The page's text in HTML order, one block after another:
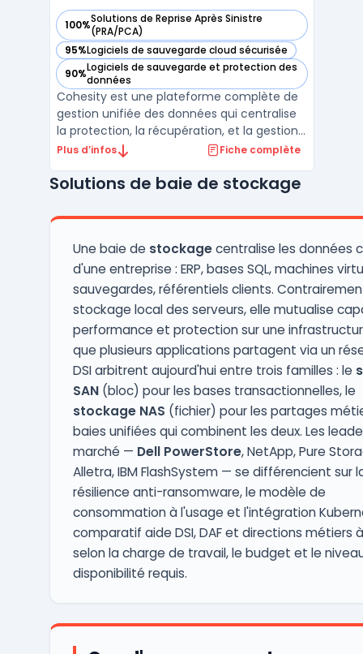
100%Solutions de Reprise Après Sinistre
(PRA/PCA)
— voir Cohesity dans cette catégorie
95%Logiciels de sauvegarde cloud sécurisée
— voir Cohesity dans cette catégorie
90%Logiciels de sauvegarde et protection des
données
— voir Cohesity dans cette catégorie
Cohesity est une plateforme complète de
gestion unifiée des données qui centralise
la protection, la récupération, et la gestion
des données sur des environnements
Conçue pour simplifier la gestion des silos
des entrepr ...
Plus d’infos Fiche complète
Solutions de baie de stockage
Une baie de stockagecentralise les données
d'une entreprise : ERP, bases SQL, machines
sauvegardes, référentiels clients.
stockage local des serveurs, elle mutualise
performance et protection sur une
que plusieurs applications partagent via un
DSI arbitrent aujourd'hui entre trois familles : le
SAN(bloc) pour les bases transactionnelles, le
stockage NAS (fichier) pour les partages
baies unifiées qui combinent les deux. Les
marché — Dell PowerStore, NetApp, Pure
Alletra, IBM FlashSystem — se différencient sur
résilience anti-ransomware, le modèle de
consommation à l'usage et l'intégration
comparatif aide DSI, DAF et directions métiers
selon la charge de travail, le budget et le
disponibilité requis.